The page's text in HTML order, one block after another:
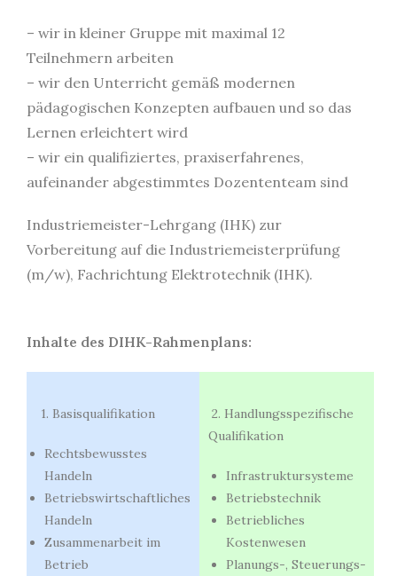
– wir in kleiner Gruppe mit maximal 12
Teilnehmern arbeiten
– wir den Unterricht gemäß modernen
pädagogischen Konzepten aufbauen und so das
Lernen erleichtert wird
– wir ein qualifiziertes, praxiserfahrenes,
aufeinander abgestimmtes Dozententeam sind
Industriemeister-Lehrgang (IHK) zur
Vorbereitung auf die Industriemeisterprüfung
(m/w), Fachrichtung Elektrotechnik (IHK).
Inhalte des DIHK-Rahmenplans:
1. Basisqualifikation
Rechtsbewusstes
Handeln
Betriebswirtschaftliches
Handeln
Zusammenarbeit im
Betrieb
2. Handlungsspezifische
Qualifikation
Infrastruktursysteme
Betriebstechnik
Betriebliches
Kostenwesen
Planungs-, Steuerungs-